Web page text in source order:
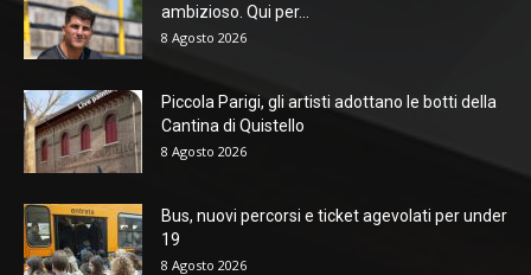
ambizioso. Qui per...
8 Agosto 2026
Piccola Parigi, gli artisti adottano le botti della
Cantina di Quistello
8 Agosto 2026
Bus, nuovi percorsi e ticket agevolati per under
19
8 Agosto 2026